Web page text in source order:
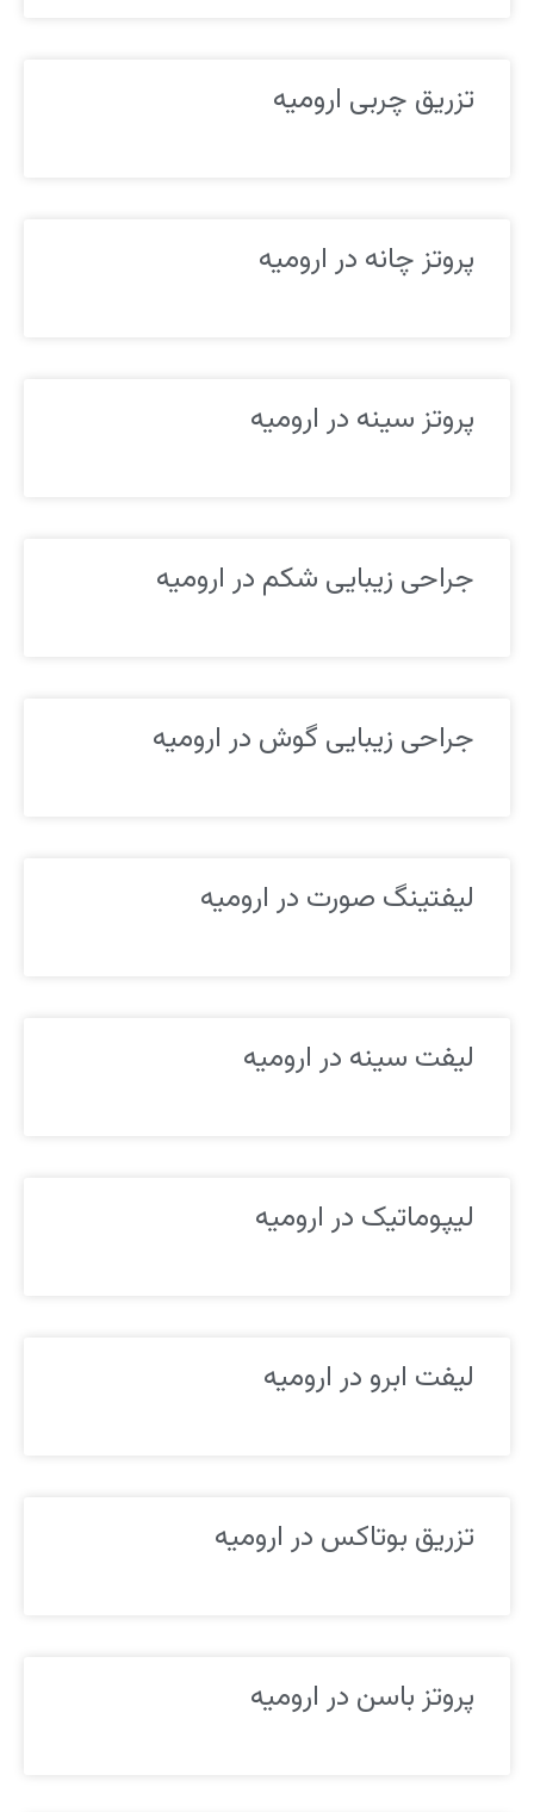
تزریق چربی ارومیه
پروتز چانه در ارومیه
پروتز سینه در ارومیه
جراحی زیبایی شکم در ارومیه
جراحی زیبایی گوش در ارومیه
لیفتینگ صورت در ارومیه
لیفت سینه در ارومیه
لیپوماتیک در ارومیه
لیفت ابرو در ارومیه
تزریق بوتاکس در ارومیه
پروتز باسن در ارومیه